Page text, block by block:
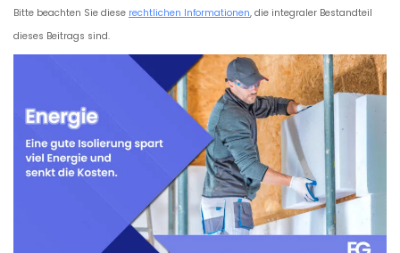
Bitte beachten Sie diese rechtlichen Informationen, die integraler Bestandteil
dieses Beitrags sind.